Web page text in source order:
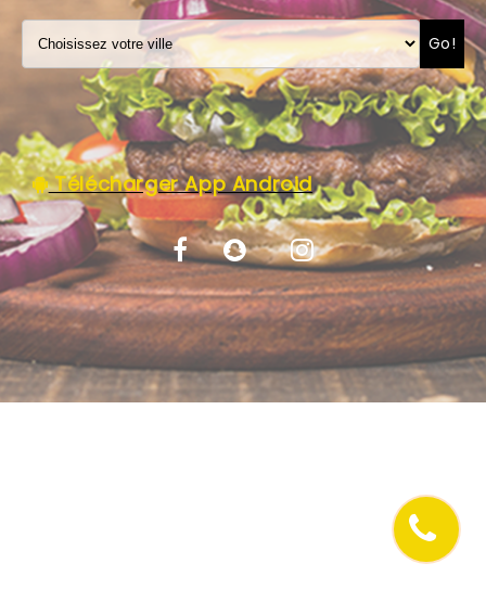
NOTRE RESTAURANT
VOS AVIS
MENTIONS LÉGALES
C.G.V
Go!
Télécharger App Android